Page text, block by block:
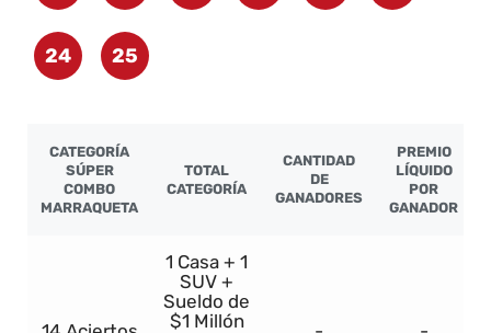
24 25
CATEGORÍA
SÚPER
COMBO
MARRAQUETA
TOTAL
CATEGORÍA
CANTIDAD
DE
GANADORES
PREMIO
LÍQUIDO
POR
GANADOR
1 Casa + 1
SUV +
Sueldo de
$1 Millón